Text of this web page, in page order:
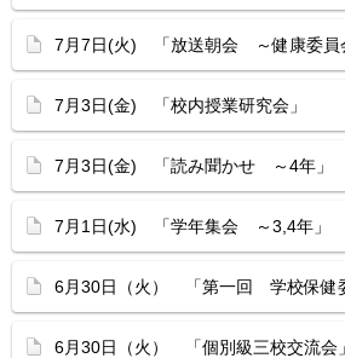
7月7日(火) 「放送朝会 ～健康委員
7月3日(金) 「校内授業研究会」
7月3日(金) 「読み聞かせ ～4年」
7月1日(水) 「学年集会 ～3,4年」
6月30日（火） 「第一回 学校保健
6月30日（火） 「個別級三校交流会」